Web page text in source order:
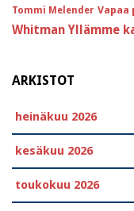
Tommi Melender Vapaa
Whitman Yllämme
ARKISTOT
heinäkuu 2026
kesäkuu 2026
toukokuu 2026